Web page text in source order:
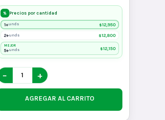
% Precios por cantidad
1+unds $12,950
2+unds $12,800
MEJOR
5+unds $12,150
− +
AGREGAR AL CARRITO